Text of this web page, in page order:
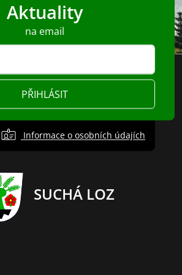
Aktuality
na email
PŘIHLÁSIT
Informace o osobních údajích
SUCHÁ LOZ